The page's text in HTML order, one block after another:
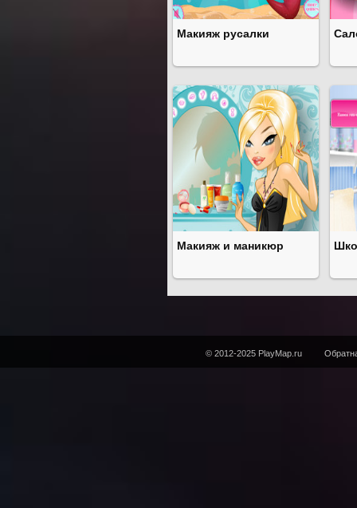
Макияж русалки
Макияж и маникюр
© 2012-2025 PlayMap.ru